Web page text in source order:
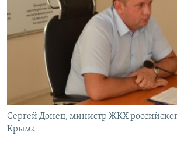
Сергей Донец, министр ЖКХ
Крыма